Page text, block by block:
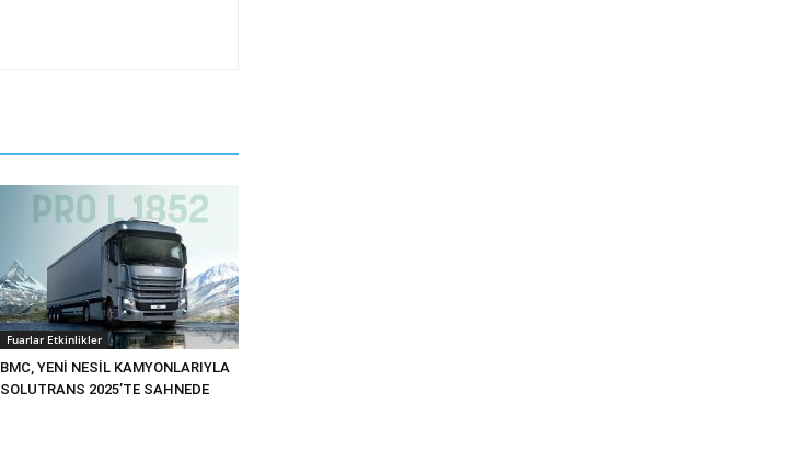
Fuarlar Etkinlikler
BMC, YENİ NESİL KAMYONLARIYLA
SOLUTRANS 2025’TE SAHNEDE